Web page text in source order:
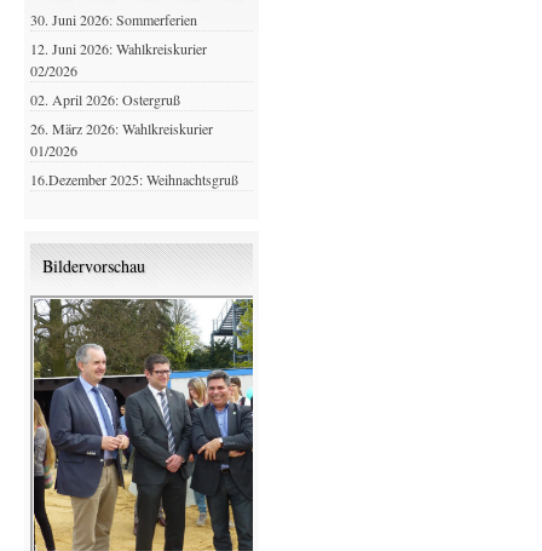
30. Juni 2026: Sommerferien
12. Juni 2026: Wahlkreiskurier
02/2026
02. April 2026: Ostergruß
26. März 2026: Wahlkreiskurier
01/2026
16.Dezember 2025: Weihnachtsgruß
Bildervorschau